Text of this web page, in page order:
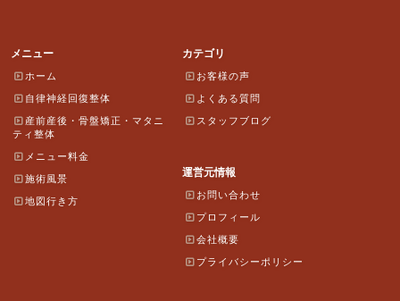
メニュー
ホーム
自律神経回復整体
産前産後・骨盤矯正・マタニ
ティ整体
メニュー料金
施術風景
地図行き方
カテゴリ
お客様の声
よくある質問
スタッフブログ
運営元情報
お問い合わせ
プロフィール
会社概要
プライバシーポリシー